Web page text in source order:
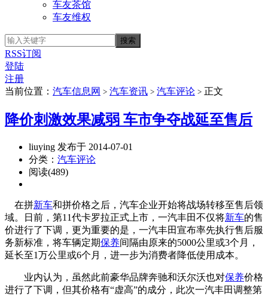
车友茶馆
车友维权
RSS订阅
登陆
注册
当前位置： 汽车信息网 > 汽车资讯 > 汽车评论 > 正文
降价刺激效果减弱 车市争夺战延至售后
liuying 发布于 2014-07-01
分类： 汽车评论
阅读(489)
在拼新车和拼价格之后，汽车企业开始将战场转移至售后领
域。日前，第11代卡罗拉正式上市，一汽丰田不仅将新车的售
价进行了下调，更为重要的是，一汽丰田宣布率先执行售后服
务新标准，将车辆定期保养间隔由原来的5000公里或3个月，
延长至1万公里或6个月，进一步为消费者降低使用成本。
业内认为，虽然此前豪华品牌奔驰和沃尔沃也对保养价格
进行了下调，但其价格有“虚高”的成分，此次一汽丰田调整第